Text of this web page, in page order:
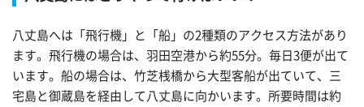
八丈島へは「飛行機」と「船」の2種類のアクセス方法があり
ます。飛行機の場合は、羽田空港から約55分。毎日3便が出て
います。船の場合は、竹芝桟橋から大型客船が出ていて、三
宅島と御蔵島を経由して八丈島に向かいます。所要時間は約